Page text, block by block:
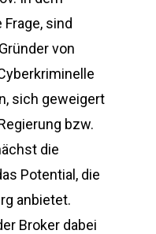
sind
von
sich geweigert
bzw.
die
Potential, die
anbietet.
Broker dabei